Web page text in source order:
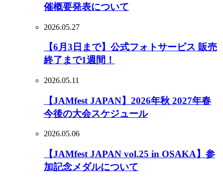
催概要発表について
2026.05.27
【6月3日まで】公式フォトサービス 販売
終了まで1週間！
2026.05.11
【JAMfest JAPAN】2026年秋 2027年春
今後の大会スケジュール
2026.05.06
【JAMfest JAPAN vol.25 in OSAKA】参
加記念メダルについて